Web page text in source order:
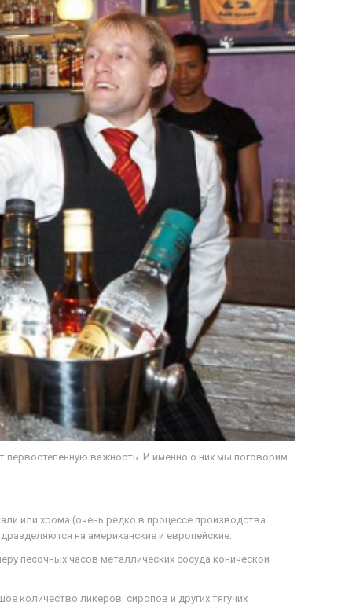
важность. И именно о них мы поговорим
или хрома (очень редко в процессе производства
на американские и европейские.
песочных часов металлических сосуда конической
количество ликеров, сиропов и других тягучих